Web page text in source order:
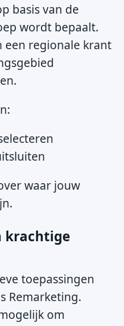
basis van de
wordt bepaalt.
een regionale krant
waar jouw
krachtige
toepassingen
Remarketing.
om